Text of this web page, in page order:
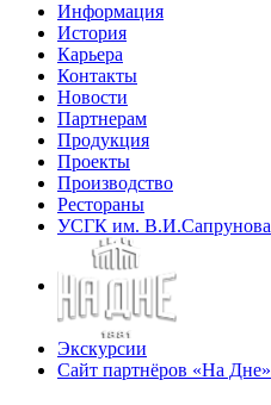
Информация
История
Карьера
Контакты
Новости
Партнерам
Продукция
Проекты
Производство
Рестораны
УСГК им. В.И.Сапрунова
Экскурсии
Сайт партнёров «На Дне»